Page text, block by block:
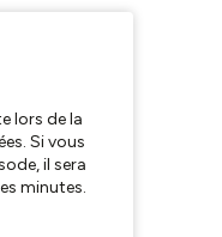
lors de la
Si vous
il sera
minutes.